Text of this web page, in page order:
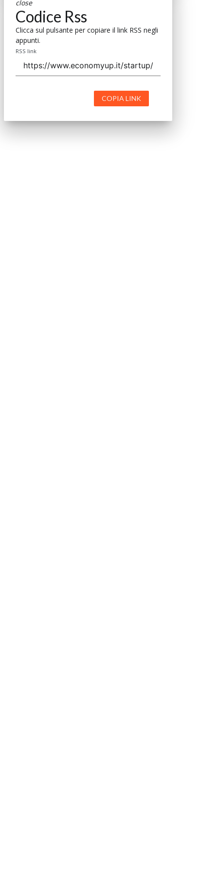
close
Codice Rss
Clicca sul pulsante per copiare il link RSS negli
appunti.
RSS link
COPIA LINK